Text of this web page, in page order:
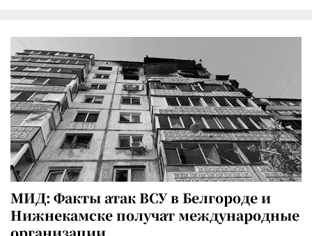
МИД: Факты атак ВСУ в Белгороде и
Нижнекамске получат международные
организации